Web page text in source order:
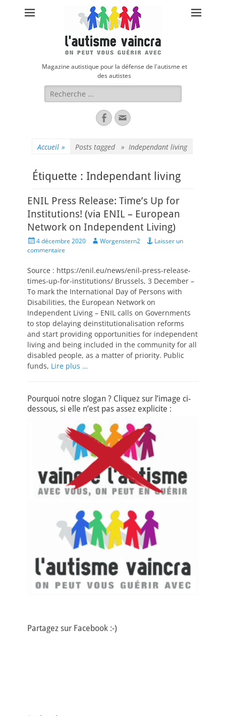
Magazine autistique pour la défense de l'autisme et
des autistes
Rechercher :
FacebookAdresse
de
Accueil » Posts tagged » Independant living
Étiquette : Independant living
ENIL Press Release: Time’s Up for
Institutions! (via ENIL – European
Network on Independent Living)
Posted
on
4 décembre 2020 AuthorWorgenstern2
Laisser un
commentaire
Source : https://enil.eu/news/enil-press-release-
times-up-for-institutions/ Brussels, 3 December –
To mark the International Day of Persons with
Disabilities, the European Network on
Independent Living – ENIL calls on Governments
to stop delaying deinstitutionalisation reforms
and start providing opportunities for independent
living and being included in the community for all
disabled people, as a matter of priority. Public
funds, Lire plus …
Pourquoi notre slogan ? Cliquez sur l’image ci-
dessous, si elle n’est pas assez explicite :
Partagez sur Facebook :-)